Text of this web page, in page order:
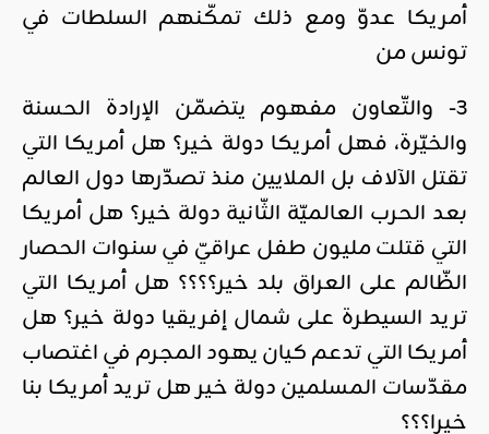
أمريكا عدوّ ومع ذلك تمكّنهم السلطات في
تونس من
3- والتّعاون مفهوم يتضمّن الإرادة الحسنة
والخيّرة، فهل أمريكا دولة خير؟ هل أمريكا التي
تقتل الآلاف بل الملايين منذ تصدّرها دول العالم
بعد الحرب العالميّة الثّانية دولة خير؟ هل أمريكا
التي قتلت مليون طفل عراقيّ في سنوات الحصار
الظّالم على العراق بلد خير؟؟؟؟ هل أمريكا التي
تريد السيطرة على شمال إفريقيا دولة خير؟ هل
أمريكا التي تدعم كيان يهود المجرم في اغتصاب
مقدّسات المسلمين دولة خير هل تريد أمريكا بنا
خيرا؟؟؟